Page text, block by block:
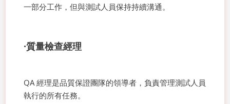
一部分工作，但與測試人員保持持續溝通。
·質量檢查經理
QA 經理是品質保證團隊的領導者，負責管理測試人員
執行的所有任務。